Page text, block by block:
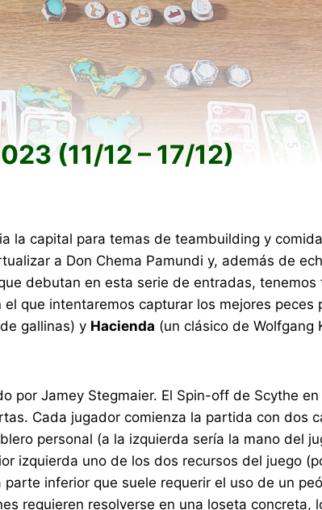
(11/12 – 17/12)
la capital para temas de teambuilding y
a Don Chema Pamundi y, además de
debutan en esta serie de entradas,
que intentaremos capturar los mejores peces
gallinas) y Hacienda (un clásico de Wolfgang
por Jamey Stegmaier. El Spin-off de Scythe
Cada jugador comienza la partida con dos
personal (a la izquierda sería la mano del
izquierda uno de los dos recursos del juego
inferior que suele requerir el uso de un
requieren resolverse en una loseta concreta,